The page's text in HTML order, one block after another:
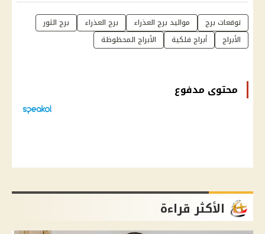
توقعات برج مواليد برج العذراء برج العذراء
برج الثور
الأبراج
أبراج فلكية الأبراج المحظوظة
محتوى مدفوع
الأكثر قراءة